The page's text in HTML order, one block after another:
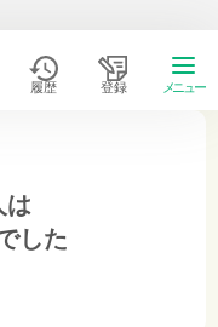
履歴 登録 メニュー
は
した